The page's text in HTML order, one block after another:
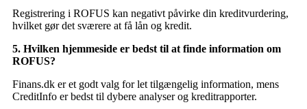
Registrering i ROFUS kan negativt påvirke din kreditvurdering,
hvilket gør det sværere at få lån og kredit.
5. Hvilken hjemmeside er bedst til at finde information om
ROFUS?
Finans.dk er et godt valg for let tilgængelig information, mens
CreditInfo er bedst til dybere analyser og kreditrapporter.